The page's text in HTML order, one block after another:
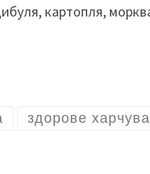
картопля,
здорове